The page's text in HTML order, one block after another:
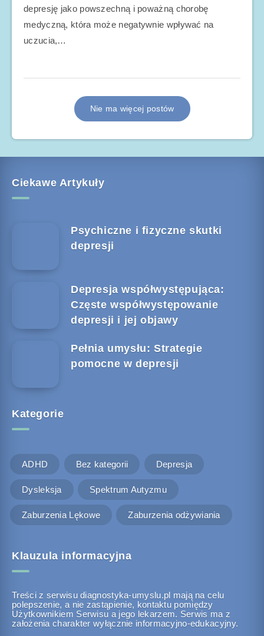
depresję jako powszechną i poważną chorobę
medyczną, która może negatywnie wpływać na
uczucia,…
Nie ma więcej postów
Ciekawe Artykuły
Psychiczne i fizyczne skutki
depresji
Depresja współwystępująca:
Częste współwystępowanie
depresji i jej objawy
Pełnia umysłu: Strategie
pomocne w depresji
Kategorie
ADHD Bez kategorii Depresja
Dysleksja Spektrum Autyzmu
Zaburzenia Lękowe Zaburzenia odżywiania
Klauzula informacyjna
Treści z serwisu diagnostyka-umyslu.pl mają na celu
polepszenie, a nie zastąpienie, kontaktu pomiędzy
Użytkownikiem Serwisu a jego lekarzem. Serwis ma z
założenia charakter wyłącznie informacyjno-edukacyjny.